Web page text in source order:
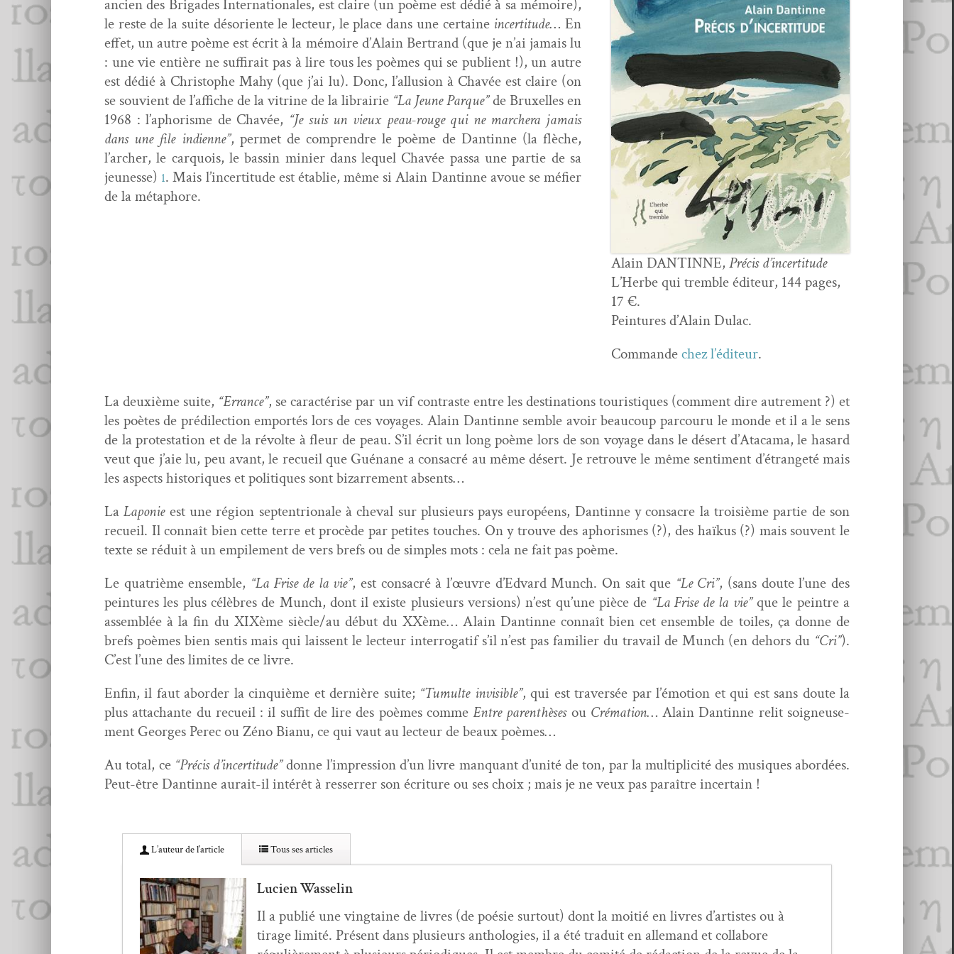
ancien des Brigades Inter­na­tionales, est claire (un poème est dédié à sa mémoire),
le reste de la suite désori­ente le lecteur, le place dans une cer­taine incer­ti­tude… En
effet, un autre poème est écrit à la mémoire d’Alain Bertrand (que je n’ai jamais lu
: une vie entière ne suf­fi­rait pas à lire tous les poèmes qui se pub­lient !), un autre
est dédié à Christophe Mahy (que j’ai lu). Donc, l’al­lu­sion à Chavée est claire (on
se sou­vient de l’af­fiche de la vit­rine de la librairie “La Jeune Par­que”de Brux­elles en
1968 : l’apho­risme de Chavée, “Je suis un vieux peau-rouge qui ne marchera jamais
dans une file indi­enne”, per­met de com­pren­dre le poème de Dan­tinne (la flèche,
l’archer, le car­quois, le bassin minier dans lequel Chavée pas­sa une par­tie de sa
jeunesse) 1. Mais l’in­cer­ti­tude est établie, même si Alain Dan­tinne avoue se méfi­er
de la métaphore.
Alain DANTINNE, Pré­cis d’in­cer­ti­tude
L’Herbe qui trem­ble édi­teur, 144 pages,
17 €.
Pein­tures d’Alain Dulac.
Com­mandechez l’édi­teur.
La deux­ième suite, “Errance”, se car­ac­térise par un vif con­traste entre les des­ti­na­tions touris­tiques (com­ment dire autrement ?) et
les poètes de prédilec­tion emportés lors de ces voy­ages. Alain Dan­tinne sem­ble avoir beau­coup par­cou­ru le monde et il a le sens
de la protes­ta­tion et de la révolte à fleur de peau. S’il écrit un long poème lors de son voy­age dans le désert d’At­a­ca­ma, le hasard
veut que j’aie lu, peu avant, le recueil que Gué­nane a con­sacré au même désert. Je retrou­ve le même sen­ti­ment d’é­trangeté mais
les aspects his­toriques et poli­tiques sont bizarrement absents…
LaLaponieest une région septen­tri­onale à cheval sur plusieurs pays européens, Dan­tinne y con­sacre la troisième par­tie de son
recueil. Il con­naît bien cette terre et procède par petites touch­es. On y trou­ve des apho­rismes (?), des haïkus (?) mais sou­vent le
texte se réduit à un empile­ment de vers brefs ou de sim­ples mots : cela ne fait pas poème.
Le qua­trième ensem­ble, “La Frise de la vie”, est con­sacré à l’œu­vre d’Ed­vard Munch. On sait que “Le Cri”, (sans doute l’une des
pein­tures les plus célèbres de Munch, dont il existe plusieurs ver­sions) n’est qu’une pièce de “La Frise de la vie”que le pein­tre a
assem­blée à la fin du XIXème siècle/au début du XXème… Alain Dan­tinne con­naît bien cet ensem­ble de toiles, ça donne de
brefs poèmes bien sen­tis mais qui lais­sent le lecteur inter­ro­gatif s’il n’est pas fam­i­li­er du tra­vail de Munch (en dehors du “Cri”).
C’est l’une des lim­ites de ce livre.
Enfin, il faut abor­der la cinquième et dernière suite; “Tumulte invis­i­ble”, qui est tra­ver­sée par l’é­mo­tion et qui est sans doute la
plus attachante du recueil : il suf­fit de lire des poèmes commeEntre par­en­thès­esou Cré­ma­tion… Alain Dan­tinne relit soigneuse­
ment Georges Perec ou Zéno Bianu, ce qui vaut au lecteur de beaux poèmes…
Au total, ce “Pré­cis d’in­cer­ti­tude”donne l’im­pres­sion d’un livre man­quant d’u­nité de ton, par la mul­ti­plic­ité des musiques abor­dées.
Peut-être Dan­tinne aurait-il intérêt à resser­rer son écri­t­ure ou ses choix ; mais je ne veux pas paraître incertain !
L’au­teur de l’article Tous ses articles
Lucien Wasselin
Il a pub­lié une ving­taine de livres (de poésie surtout) dont la moitié en livres d’artistes ou à
tirage lim­ité. Présent dans plusieurs antholo­gies, il a été traduit en alle­mand et col­la­bore